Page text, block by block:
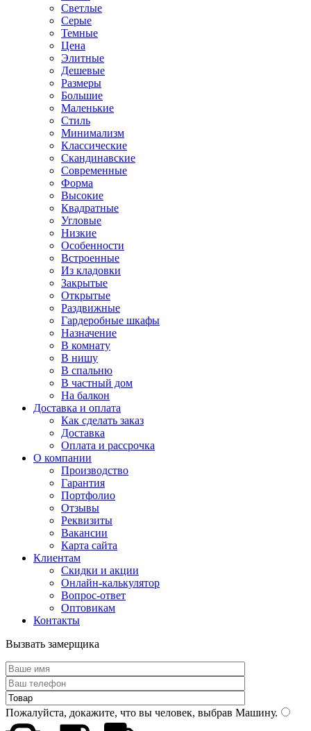
Светлые
Серые
Темные
Цена
Элитные
Дешевые
Размеры
Большие
Маленькие
Стиль
Минимализм
Классические
Скандинавские
Современные
Форма
Высокие
Квадратные
Угловые
Низкие
Особенности
Встроенные
Из кладовки
Закрытые
Открытые
Раздвижные
Гардеробные шкафы
Назначение
В комнату
В нишу
В спальню
В частный дом
На балкон
Доставка и оплата
Как сделать заказ
Доставка
Оплата и рассрочка
О компании
Производство
Гарантия
Портфолио
Отзывы
Реквизиты
Вакансии
Карта сайта
Клиентам
Скидки и акции
Онлайн-калькулятор
Вопрос-ответ
Оптовикам
Контакты
Вызвать замерщика
Пожалуйста, докажите, что вы человек, выбрав Машину.